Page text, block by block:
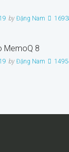
by Đặng Nam
MemoQ 8
by Đặng Nam